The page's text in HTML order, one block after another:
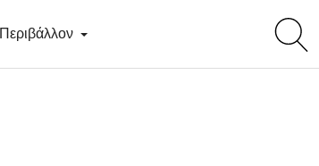
search
Περιβάλλον